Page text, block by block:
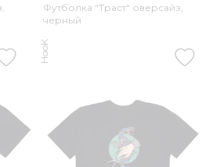
Футболка "Траст" оверсайз,
черный
HooK